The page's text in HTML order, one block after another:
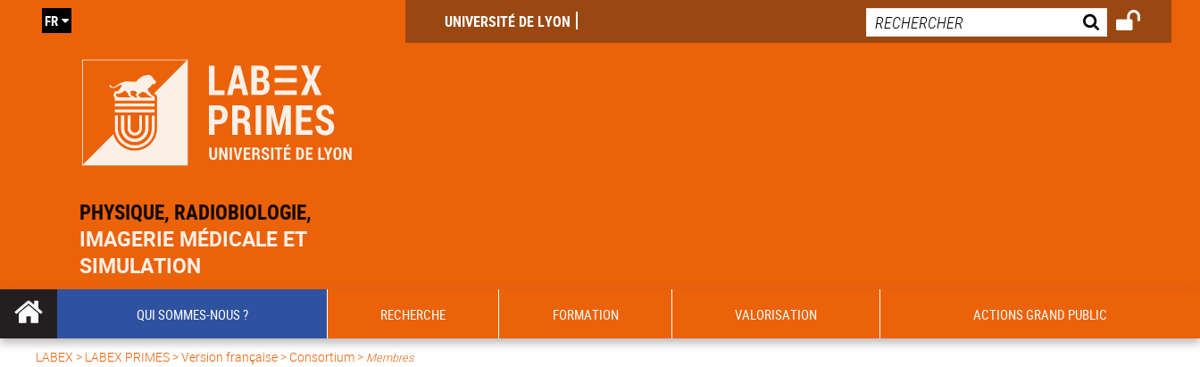
PHYSIQUE, RADIOBIOLOGIE,
IMAGERIE MÉDICALE ET
SIMULATION
UNIVERSITÉ DE LYON
FR
QUI SOMMES-NOUS ? RECHERCHE FORMATION VALORISATION ACTIONS GRAND PUBLIC
LABEX > LABEX PRIMES>Version française> Consortium > Membres